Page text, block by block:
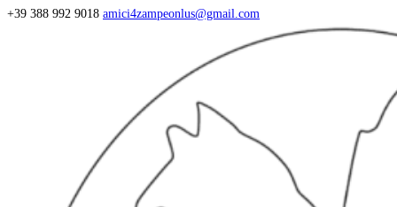
+39 388 992 9018 amici4zampeonlus@gmail.com